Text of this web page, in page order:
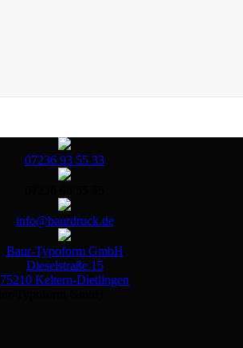
07236 93 55 33
info@baurdruck.de
Baur-Typoform GmbH
Dieselstraße 15
75210 Keltern-Dietlingen